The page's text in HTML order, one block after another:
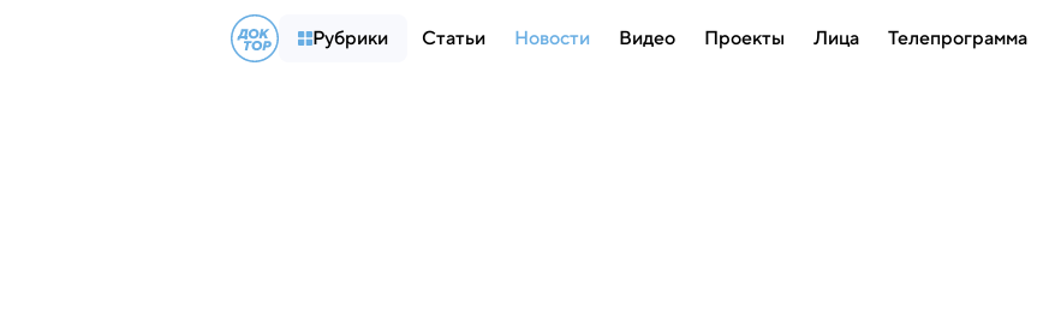
Рубрики Статьи Новости Видео Проекты Лица Телепрограмма